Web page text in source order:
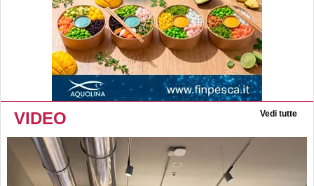
VIDEO Vedi tutte